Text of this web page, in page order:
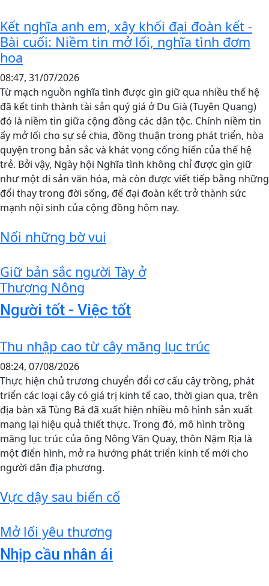
Kết nghĩa anh em, xây khối đại đoàn kết -
Bài cuối: Niềm tin mở lối, nghĩa tình đơm
hoa
08:47, 31/07/2026
Từ mạch nguồn nghĩa tình được gìn giữ qua nhiều thế hệ
đã kết tinh thành tài sản quý giá ở Du Già (Tuyên Quang)
đó là niềm tin giữa cộng đồng các dân tộc. Chính niềm tin
ấy mở lối cho sự sẻ chia, đồng thuận trong phát triển, hòa
quyện trong bản sắc và khát vọng cống hiến của thế hệ
trẻ. Bởi vậy, Ngày hội Nghĩa tình không chỉ được gìn giữ
như một di sản văn hóa, mà còn được viết tiếp bằng những
đổi thay trong đời sống, để đại đoàn kết trở thành sức
mạnh nội sinh của cộng đồng hôm nay.
Nối những bờ vui
Giữ bản sắc người Tày ở
Thượng Nông
Người tốt - Việc tốt
Thu nhập cao từ cây măng lục trúc
08:24, 07/08/2026
Thực hiện chủ trương chuyển đổi cơ cấu cây trồng, phát
triển các loại cây có giá trị kinh tế cao, thời gian qua, trên
địa bàn xã Tùng Bá đã xuất hiện nhiều mô hình sản xuất
mang lại hiệu quả thiết thực. Trong đó, mô hình trồng
măng lục trúc của ông Nông Văn Quay, thôn Nặm Rịa là
một điển hình, mở ra hướng phát triển kinh tế mới cho
người dân địa phương.
Vực dậy sau biến cố
Mở lối yêu thương
Nhịp cầu nhân ái